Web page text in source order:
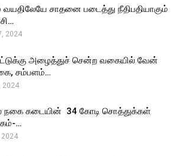
சாதனை படைத்து நீதிபதியாகும்
2024
அழைத்துச் சென்ற வகையில் வேன்
சம்பளம்…
2024
நகை கடையின் ₹ 34 கோடி சொத்துக்கள்
…
2024